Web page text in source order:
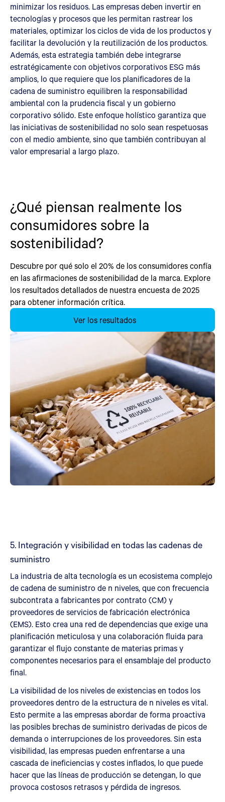
minimizar los residuos. Las empresas deben invertir en
tecnologías y procesos que les permitan rastrear los
materiales, optimizar los ciclos de vida de los productos y
facilitar la devolución y la reutilización de los productos.
Además, esta estrategia también debe integrarse
estratégicamente con objetivos corporativos ESG más
amplios, lo que requiere que los planificadores de la
cadena de suministro equilibren la responsabilidad
ambiental con la prudencia fiscal y un gobierno
corporativo sólido. Este enfoque holístico garantiza que
las iniciativas de sostenibilidad no solo sean respetuosas
con el medio ambiente, sino que también contribuyan al
valor empresarial a largo plazo.
¿Qué piensan realmente los
consumidores sobre la
sostenibilidad?
Descubre por qué solo el 20% de los consumidores confía
en las afirmaciones de sostenibilidad de la marca. Explore
los resultados detallados de nuestra encuesta de 2025
para obtener información crítica.
Ver los resultados
5. Integración y visibilidad en todas las cadenas de
suministro
La industria de alta tecnología es un ecosistema complejo
de cadena de suministro de n niveles, que con frecuencia
subcontrata a fabricantes por contrato (CM) y
proveedores de servicios de fabricación electrónica
(EMS). Esto crea una red de dependencias que exige una
planificación meticulosa y una colaboración fluida para
garantizar el flujo constante de materias primas y
componentes necesarios para el ensamblaje del producto
final.
La visibilidad de los niveles de existencias en todos los
proveedores dentro de la estructura de n niveles es vital.
Esto permite a las empresas abordar de forma proactiva
las posibles brechas de suministro derivadas de picos de
demanda o interrupciones de los proveedores. Sin esta
visibilidad, las empresas pueden enfrentarse a una
cascada de ineficiencias y costes inflados, lo que puede
hacer que las líneas de producción se detengan, lo que
provoca costosos retrasos y pérdida de ingresos.